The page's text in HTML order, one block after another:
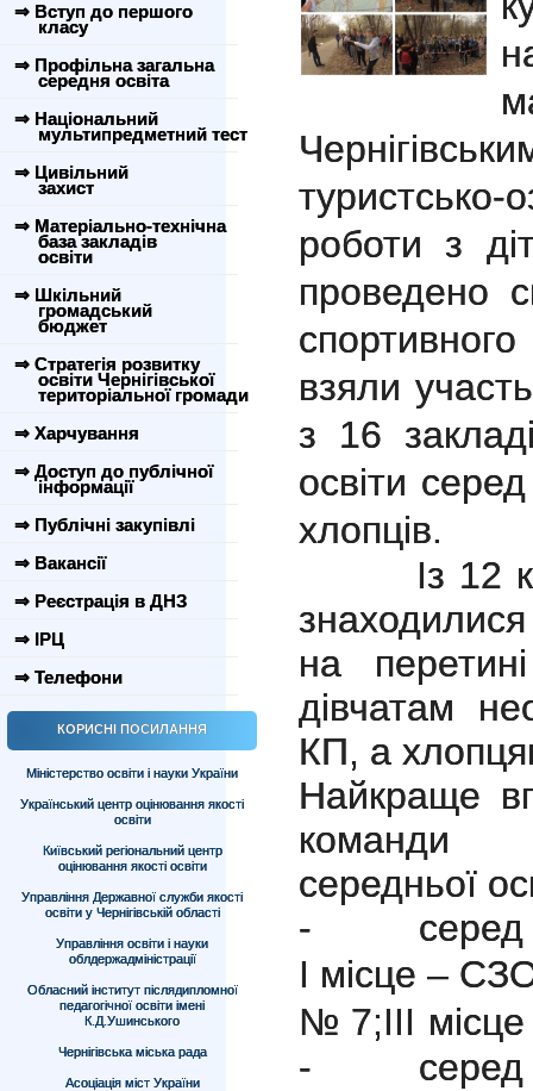
⇒ Вступ до першого
класу
⇒ Профільна загальна
середня освіта
⇒ Національний
мультипредметний тест
⇒ Цивільний
захист
⇒ Матеріально-технічна
база закладів
освіти
⇒ Шкільний
громадський
бюджет
⇒ Стратегія розвитку
освіти Чернігівської
територіальної громади
⇒ Харчування
⇒ Доступ до публічної
інформації
⇒ Публічні закупівлі
⇒ Вакансії
⇒ Реєстрація в ДНЗ
⇒ ІРЦ
⇒ Телефони
КОРИСНІ ПОСИЛАННЯ
Міністерство освіти і науки України
Український центр оцінювання якості
освіти
Київський регіональний центр
оцінювання якості освіти
Управління Державної служби якості
освіти у Чернігівській області
Управління освіти і науки
облдержадміністрації
Обласний інститут післядипломної
педагогічної освіти імені
К.Д.Ушинського
Чернігівська міська рада
Асоціація міст України
туристсько-
роботи з
проведено
взяли
з 16
освіти
хлопців.
Із 12
знаходилися
на
дівчатам
КП, а
Найкраще
команди
середньої
- серед
І місце –
№ 7;ІІІ
- серед